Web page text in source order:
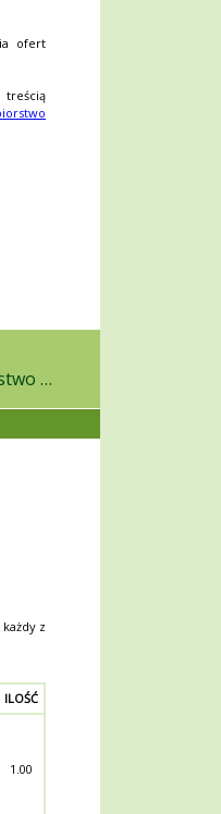
ofert
w on-line postępowaniu dla Górnośląskie Przedsiębiorstwo Wodociągów S.A.
z
ILOŚĆ
1.00